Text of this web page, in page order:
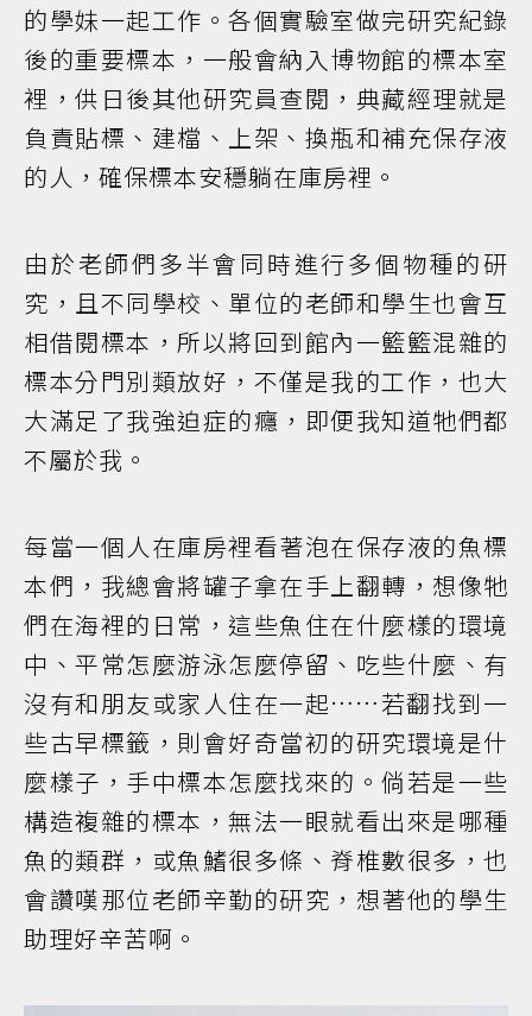
的學妹一起工作。各個實驗室做完研究紀錄
後的重要標本，一般會納入博物館的標本室
裡，供日後其他研究員查閱，典藏經理就是
負責貼標、建檔、上架、換瓶和補充保存液
的人，確保標本安穩躺在庫房裡。
由於老師們多半會同時進行多個物種的研
究，且不同學校、單位的老師和學生也會互
相借閱標本，所以將回到館內一籃籃混雜的
標本分門別類放好，不僅是我的工作，也大
大滿足了我強迫症的癮，即便我知道牠們都
不屬於我。
每當一個人在庫房裡看著泡在保存液的魚標
本們，我總會將罐子拿在手上翻轉，想像牠
們在海裡的日常，這些魚住在什麼樣的環境
中、平常怎麼游泳怎麼停留、吃些什麼、有
沒有和朋友或家人住在一起……若翻找到一
些古早標籤，則會好奇當初的研究環境是什
麼樣子，手中標本怎麼找來的。倘若是一些
構造複雜的標本，無法一眼就看出來是哪種
魚的類群，或魚鰭很多條、脊椎數很多，也
會讚嘆那位老師辛勤的研究，想著他的學生
助理好辛苦啊。